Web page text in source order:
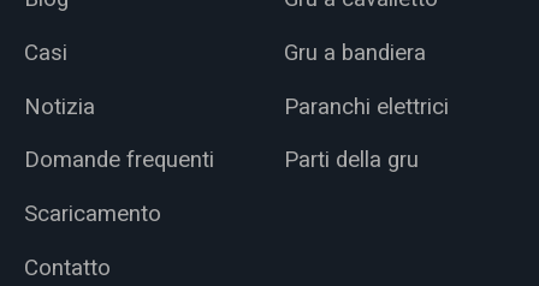
Casi
Notizia
Domande frequenti
Scaricamento
Contatto
Gru a bandiera
Paranchi elettrici
Parti della gru